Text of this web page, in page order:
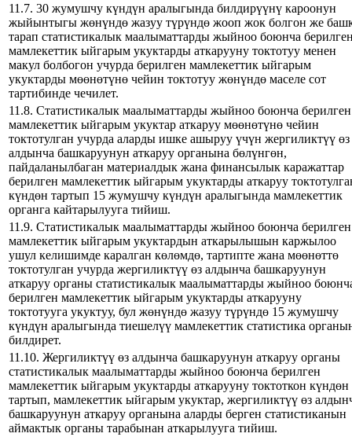
11.7. 30 жумушчу күндүн аралыгында билдирүүнү кароонун
жыйынтыгы жөнүндө жазуу түрүндө жооп жок болгон же
тарап статистикалык маалыматтарды жыйноо боюнча
мамлекеттик ыйгарым укуктарды аткарууну токтотуу менен
макул болбогон учурда берилген мамлекеттик ыйгарым
укуктарды мөөнөтүнө чейин токтотуу жөнүндө маселе сот
тартибинде чечилет.
11.8. Статистикалык маалыматтарды жыйноо боюнча берилген
мамлекеттик ыйгарым укуктар аткаруу мөөнөтүнө чейин
токтотулган учурда аларды ишке ашыруу үчүн жергиликтүү өз
алдынча башкаруунун аткаруу органына бөлүнгөн,
пайдаланылбаган материалдык жана финансылык каражаттар
берилген мамлекеттик ыйгарым укуктарды аткаруу
күндөн тартып 15 жумушчу күндүн аралыгында мамлекеттик
органга кайтарылууга тийиш.
11.9. Статистикалык маалыматтарды жыйноо боюнча берилген
мамлекеттик ыйгарым укуктардын аткарылышын каржылоо
ушул келишимде каралган көлөмдө, тартипте жана мөөнөттө
токтотулган учурда жергиликтүү өз алдынча башкаруунун
аткаруу органы статистикалык маалыматтарды жыйноо
берилген мамлекеттик ыйгарым укуктарды аткарууну
токтотууга укуктуу, бул жөнүндө жазуу түрүндө 15 жумушчу
күндүн аралыгында тиешелүү мамлекеттик статистика
билдирет.
11.10. Жергиликтүү өз алдынча башкаруунун аткаруу органы
статистикалык маалыматтарды жыйноо боюнча берилген
мамлекеттик ыйгарым укуктарды аткарууну токтоткон күндөн
тартып, мамлекеттик ыйгарым укуктар, жергиликтүү өз
башкаруунун аткаруу органына аларды берген статистиканын
аймактык органы тарабынан аткарылууга тийиш.